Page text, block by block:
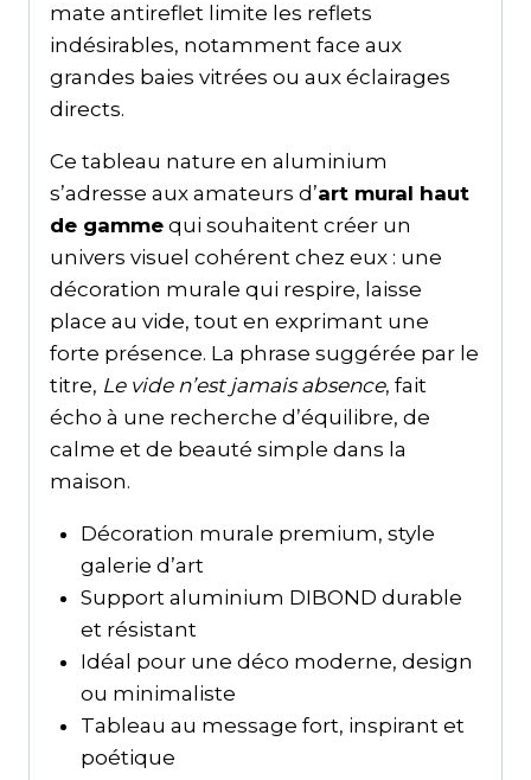
mate antireflet limite les reflets
indésirables, notamment face aux
grandes baies vitrées ou aux éclairages
directs.
Ce tableau nature en aluminium
s’adresse aux amateurs d’art mural haut
de gamme qui souhaitent créer un
univers visuel cohérent chez eux : une
décoration murale qui respire, laisse
place au vide, tout en exprimant une
forte présence. La phrase suggérée par le
titre, Le vide n’est jamais absence, fait
écho à une recherche d’équilibre, de
calme et de beauté simple dans la
maison.
Décoration murale premium, style
galerie d’art
Support aluminium DIBOND durable
et résistant
Idéal pour une déco moderne, design
ou minimaliste
Tableau au message fort, inspirant et
poétique